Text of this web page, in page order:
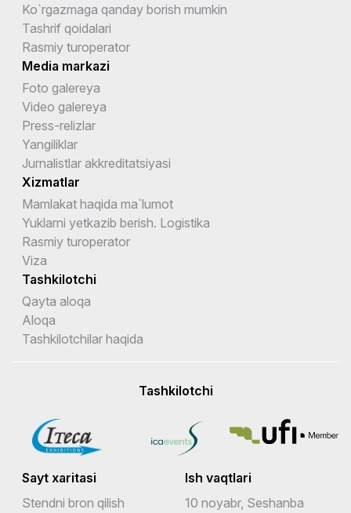
Ko`rgazmaga qanday borish mumkin
Tashrif qoidalari
Rasmiy turoperator
Media markazi
Foto galereya
Video galereya
Press-relizlar
Yangiliklar
Jurnalistlar akkreditatsiyasi
Xizmatlar
Mamlakat haqida ma`lumot
Yuklarni yetkazib berish. Logistika
Rasmiy turoperator
Viza
Tashkilotchi
Qayta aloqa
Aloqa
Tashkilotchilar haqida
Tashkilotchi
Sayt xaritasi
Stendni bron qilish
Ish vaqtlari
10 noyabr, Seshanba